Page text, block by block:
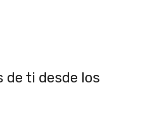
de ti desde los